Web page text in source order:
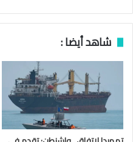
شاهد أيضا :